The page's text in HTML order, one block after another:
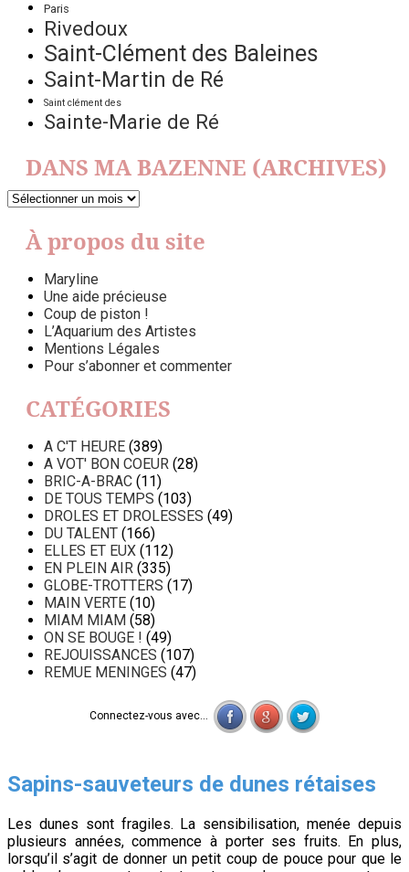
Paris
Rivedoux
Saint-Clément des Baleines
Saint-Martin de Ré
Saint clément des
Sainte-Marie de Ré
DANS MA BAZENNE (ARCHIVES)
DANS
BAZENNE
(ARCHIVES)
À propos du site
Maryline
Une aide précieuse
Coup de piston !
L’Aquarium des Artistes
Mentions Légales
Pour s’abonner et commenter
CATÉGORIES
A C'T HEURE (389)
A VOT' BON COEUR (28)
BRIC-A-BRAC (11)
DE TOUS TEMPS (103)
DROLES ET DROLESSES (49)
DU TALENT (166)
ELLES ET EUX (112)
EN PLEIN AIR (335)
GLOBE-TROTTERS (17)
MAIN VERTE (10)
MIAM MIAM (58)
ON SE BOUGE ! (49)
REJOUISSANCES (107)
REMUE MENINGES (47)
Connectez-vous avec...
Sapins-sauveteurs de dunes rétaises
Les dunes sont fragiles. La sensibilisation, menée depuis
plusieurs années, commence à porter ses fruits. En plus,
lorsqu’il s’agit de donner un petit coup de pouce pour que le